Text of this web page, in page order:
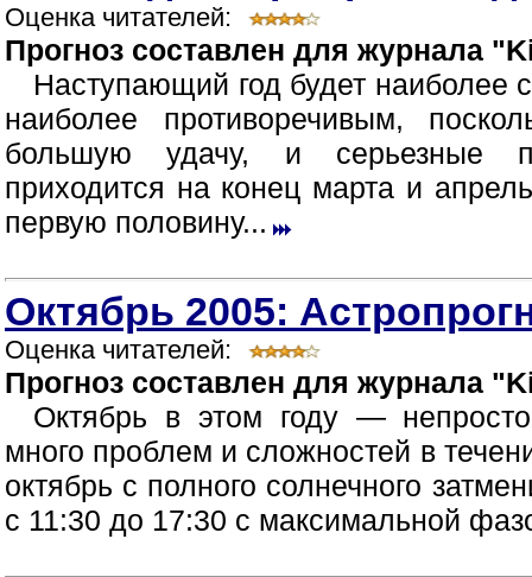
Оценка читателей:
Прогноз составлен для журнала
Наступающий год будет наиболее
наиболее противоречивым,
большую удачу, и серьезные
приходится на конец марта и
первую половину...
Октябрь 2005:
Оценка читателей:
Прогноз составлен для журнала
Октябрь в этом году —
много проблем и сложностей в
октябрь с полного солнечного
с 11:30 до 17:30 с максимальной